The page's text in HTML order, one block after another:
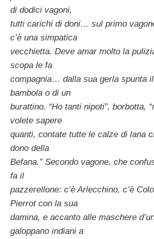
di dodici vagoni,
tutti carichi di doni… sul primo
c’è una simpatica
vecchietta. Deve amar molto la
scopa le fa
compagnia… dalla sua gerla spunta
bambola o di un
burattino. “Ho tanti nipoti”, borbotta,
volete sapere
quanti, contate tutte le calze di lana
dono della
Befana.” Secondo vagone, che
fa il
pazzerellone: c’è Arlecchino, c’è
Pierrot con la sua
damina, e accanto alle maschere
galoppano indiani a